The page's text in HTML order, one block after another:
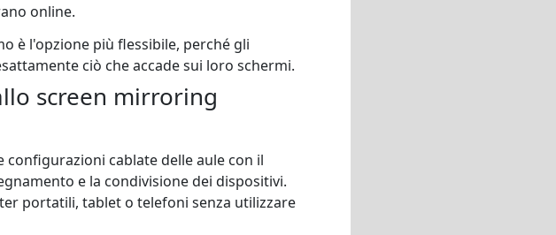
online.
è l'opzione più flessibile, perché gli
ciò che accade sui loro schermi.
screen mirroring
cablate delle aule con il
e la condivisione dei dispositivi.
portatili, tablet o telefoni senza utilizzare